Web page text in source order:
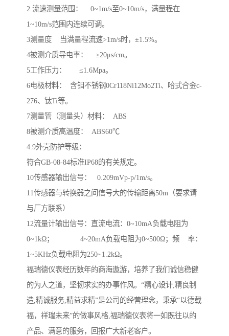
2 流速测量范围： 0~1m/s至0~10m/s，满量程在
1~10m/s范围内连续可调。
3测量度 当满量程流速>1m/s时，±1.5%。
4被测介质导电率： ≥20μs/cm。
5工作压力： ≤1.6Mpa。
6电极材料： 含钼不锈钢0Cr118Ni12Mo2Ti、哈式合金c-
276、钛Ti等。
7测量管（测量头）材料： ABS
8被测介质高温度： ABS60℃
4.9外壳防护等级：
符合GB-08-84标准IP68的有关规定。
10传感器输出信号： 0.209mVp-p/1m/s。
11传感器与转换器之间信号大的传输距离50m（要求请
与厂方联系）
12流量计输出信号：直流电流：0~10mA负载电阻为
0~1kΩ； 4~20mA负载电阻为0~500Ω；频 率：
1~5KHz负载电阻为250~1.2kΩ。
福瑞德仪表经历数年的商海遨游，培养了我们诚信稳健
的为人之道，坚韧求实的办事作风。“精心设计,精良制
造,精诚服务,精益求精”是公司的经营理念，秉承“以德载
福，祥瑞未来”的做事风格,福瑞德仪表将一如既往以的
产品、满意的服务，回报广大新老客户。